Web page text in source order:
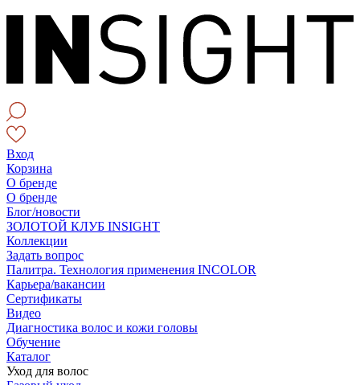
Вход
Корзина
О бренде
О бренде
Блог/новости
ЗОЛОТОЙ КЛУБ INSIGHT
Коллекции
Задать вопрос
Палитра. Технология применения INCOLOR
Карьера/вакансии
Сертификаты
Видео
Диагностика волос и кожи головы
Обучение
Каталог
Уход для волос